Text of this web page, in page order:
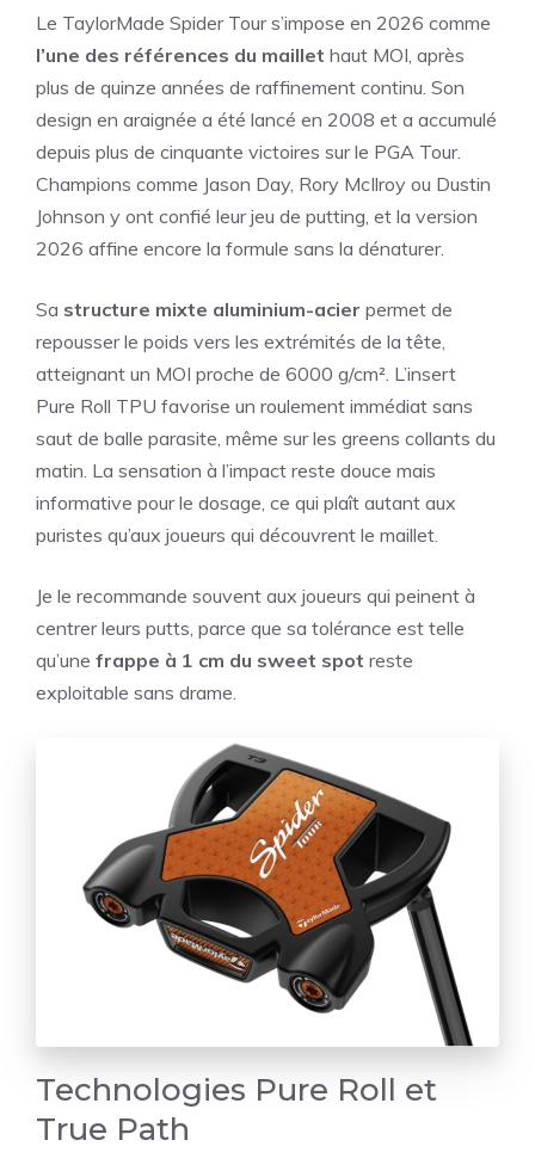
Le TaylorMade Spider Tour s’impose en 2026 comme
l’une des références du maillet haut MOI, après
plus de quinze années de raffinement continu. Son
design en araignée a été lancé en 2008 et a accumulé
depuis plus de cinquante victoires sur le PGA Tour.
Champions comme Jason Day, Rory McIlroy ou Dustin
Johnson y ont confié leur jeu de putting, et la version
2026 affine encore la formule sans la dénaturer.
Sa structure mixte aluminium-acier permet de
repousser le poids vers les extrémités de la tête,
atteignant un MOI proche de 6000 g/cm². L’insert
Pure Roll TPU favorise un roulement immédiat sans
saut de balle parasite, même sur les greens collants du
matin. La sensation à l’impact reste douce mais
informative pour le dosage, ce qui plaît autant aux
puristes qu’aux joueurs qui découvrent le maillet.
Je le recommande souvent aux joueurs qui peinent à
centrer leurs putts, parce que sa tolérance est telle
qu’une frappe à 1 cm du sweet spot reste
exploitable sans drame.
Technologies Pure Roll et
True Path